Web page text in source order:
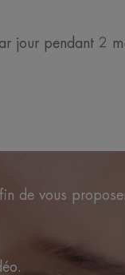
jour pendant 2
de vous